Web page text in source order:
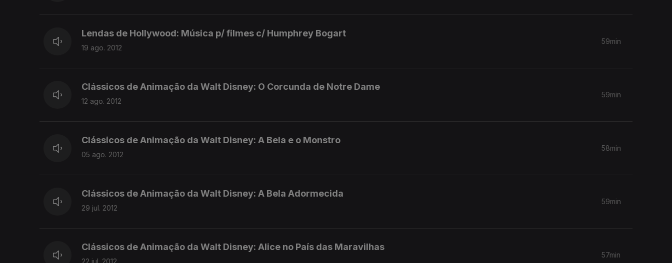
Lendas de Hollywood: Música p/ filmes c/ Humphrey Bogart
19 ago. 2012
59min
Clássicos de Animação da Walt Disney: O Corcunda de Notre Dame
12 ago. 2012
59min
Clássicos de Animação da Walt Disney: A Bela e o Monstro
05 ago. 2012
58min
Clássicos de Animação da Walt Disney: A Bela Adormecida
29 jul. 2012
59min
Clássicos de Animação da Walt Disney: Alice no País das Maravilhas
57min